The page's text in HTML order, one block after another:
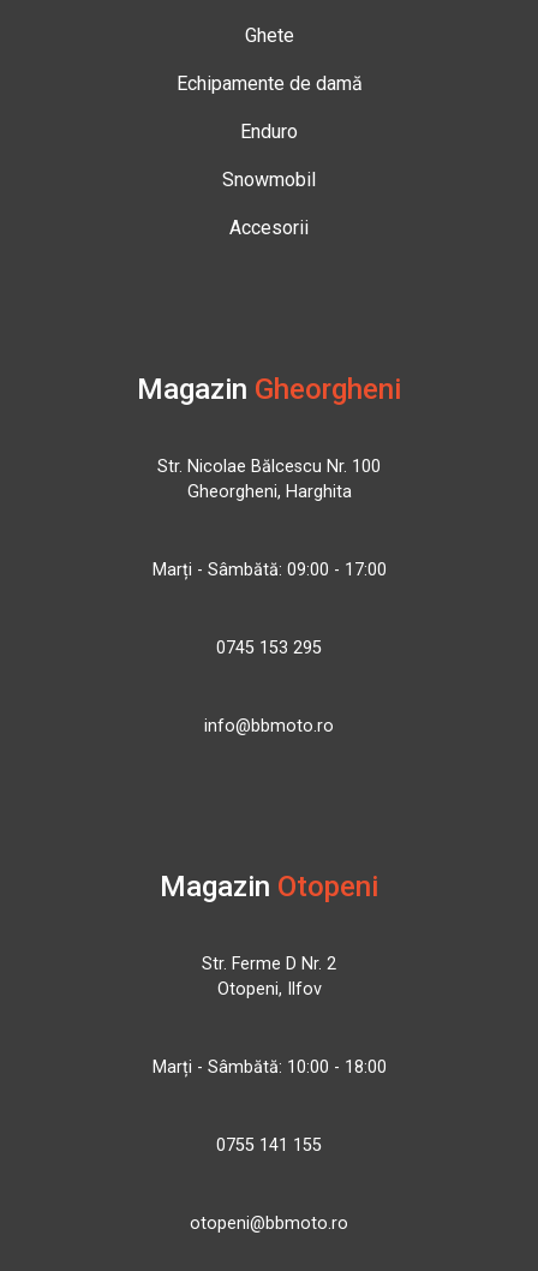
Ghete
Echipamente de damă
Enduro
Snowmobil
Accesorii
Magazin Gheorgheni
Str. Nicolae Bălcescu Nr. 100
Gheorgheni, Harghita
Marți - Sâmbătă: 09:00 - 17:00
0745 153 295
info@bbmoto.ro
Magazin Otopeni
Str. Ferme D Nr. 2
Otopeni, Ilfov
Marți - Sâmbătă: 10:00 - 18:00
0755 141 155
otopeni@bbmoto.ro